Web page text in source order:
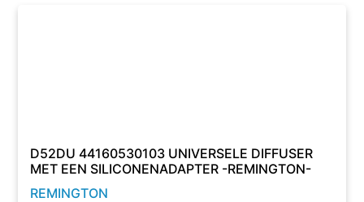
D52DU 44160530103 UNIVERSELE DIFFUSER
MET EEN SILICONENADAPTER -REMINGTON-
REMINGTON